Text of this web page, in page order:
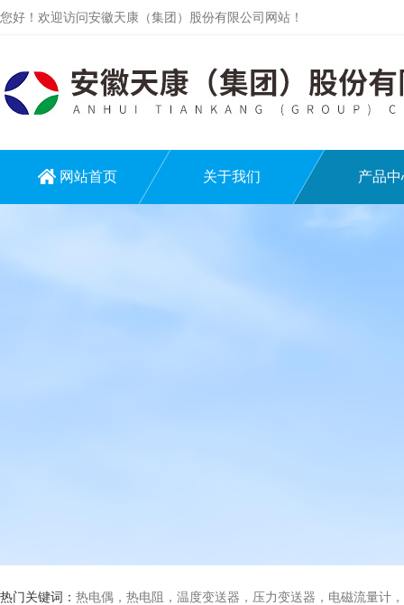
您好！欢迎访问安徽天康（集团）股份有限公司网站！
网站首页 关于我们 产品中
热门关键词： 热电偶，热电阻，温度变送器，压力变送器，电磁流量计，